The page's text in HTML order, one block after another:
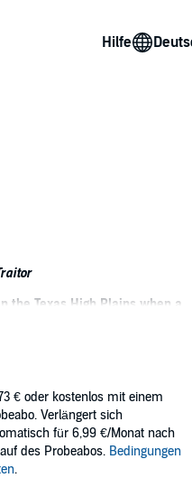
Hilfe
the Texas High Plains when a
DEA special agent.
returning to one day. Kohl is
week at most. But Kohl is
local businesses, and are
first, he has no choice but to go
€ oder kostenlos mit einem
Verlängert sich
für 6,99 €/Monat nach
des Probeabos. Bedingungen
.